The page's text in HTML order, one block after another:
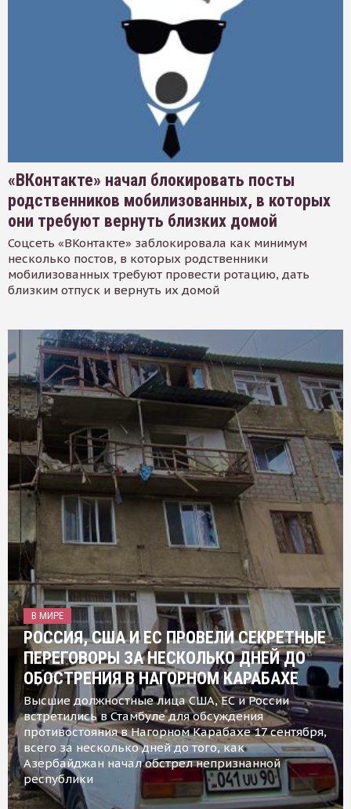
«ВКонтакте» начал блокировать посты
родственников мобилизованных, в которых
они требуют вернуть близких домой
Соцсеть «ВКонтакте» заблокировала как минимум
несколько постов, в которых родственники
мобилизованных требуют провести ротацию, дать
близким отпуск и вернуть их домой
В МИРЕ
РОССИЯ, США И ЕС ПРОВЕЛИ СЕКРЕТНЫЕ
ПЕРЕГОВОРЫ ЗА НЕСКОЛЬКО ДНЕЙ ДО
ОБОСТРЕНИЯ В НАГОРНОМ КАРАБАХЕ
Высшие должностные лица США, ЕС и России
встретились в Стамбуле для обсуждения
противостояния в Нагорном Карабахе 17 сентября,
всего за несколько дней до того, как
Азербайджан начал обстрел непризнанной
республики